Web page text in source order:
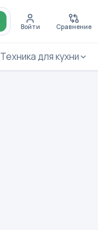
Войти Сравнение
Техника для кухни